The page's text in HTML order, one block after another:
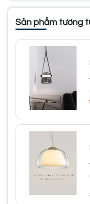
Sản phẩm tương